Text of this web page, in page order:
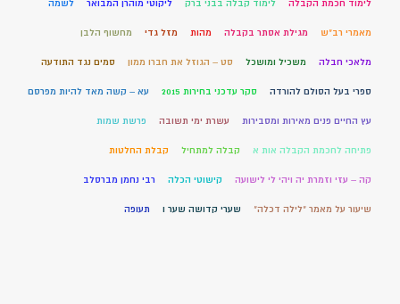
לימוד חכמת הקבלה לימוד קבלה בבני ברק ליקוטי מוהרן המבואר לשמה
מאמרי רב"ש מגילת אסתר בקבלה מהות מזל גדי מחשוף הלבן
מלאכי חבלה משכיל ומושכל סט – הגוזל את חברו ממון סמים נגד התודעה
ספרי בעל הסולם להורדה סקר עדכני בחירות 2015 עא – קשה מאד להיות מפרסם
עץ החיים פנים מאירות ומסבירות עשרת ימי תשובה פרשת שמות
פתיחה לחכמת הקבלה אות א קבלה למתחיל קבלת החלטות
קה – עזי וזמרת יה ויהי לי לישועה קישוטי הכלה רבי נחמן מברסלב
שיעור על מאמר "לילה דכלה" שערי קדושה שער ו תעופה